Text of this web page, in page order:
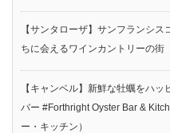
【サンタローザ】サンフランシ
ちに会えるワインカントリーの街
【キャンベル】新鮮な牡蠣をハ
バー #Forthright Oyster Bar &
ー・キッチン）